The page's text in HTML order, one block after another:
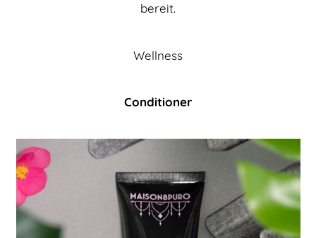
bereit.
Wellness
Conditioner